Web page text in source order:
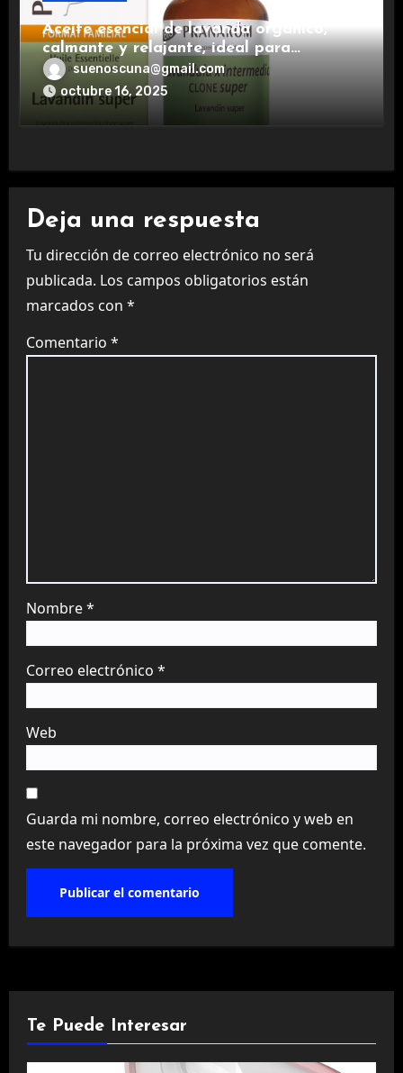
Aceite esencial de lavanda orgánico,
calmante y relajante, ideal para
aromaterapia.
suenoscuna@gmail.com
octubre 16, 2025
Deja una respuesta
Tu dirección de correo electrónico no será
publicada. Los campos obligatorios están
marcados con *
Comentario *
Nombre*
Correo electrónico *
Web
Guarda mi nombre, correo electrónico y web en
este navegador para la próxima vez que comente.
Te Puede Interesar